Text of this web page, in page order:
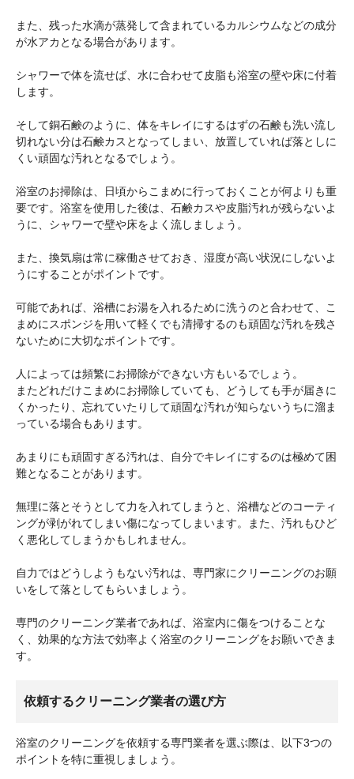
また、残った水滴が蒸発して含まれているカルシウムなどの成分
が水アカとなる場合があります。
シャワーで体を流せば、水に合わせて皮脂も浴室の壁や床に付着
します。
そして銅石鹸のように、体をキレイにするはずの石鹸も洗い流し
切れない分は石鹸カスとなってしまい、放置していれば落としに
くい頑固な汚れとなるでしょう。
浴室のお掃除は、日頃からこまめに行っておくことが何よりも重
要です。浴室を使用した後は、石鹸カスや皮脂汚れが残らないよ
うに、シャワーで壁や床をよく流しましょう。
また、換気扇は常に稼働させておき、湿度が高い状況にしないよ
うにすることがポイントです。
可能であれば、浴槽にお湯を入れるために洗うのと合わせて、こ
まめにスポンジを用いて軽くでも清掃するのも頑固な汚れを残さ
ないために大切なポイントです。
人によっては頻繁にお掃除ができない方もいるでしょう。
またどれだけこまめにお掃除していても、どうしても手が届きに
くかったり、忘れていたりして頑固な汚れが知らないうちに溜ま
っている場合もあります。
あまりにも頑固すぎる汚れは、自分でキレイにするのは極めて困
難となることがあります。
無理に落とそうとして力を入れてしまうと、浴槽などのコーティ
ングが剥がれてしまい傷になってしまいます。また、汚れもひど
く悪化してしまうかもしれません。
自力ではどうしようもない汚れは、専門家にクリーニングのお願
いをして落としてもらいましょう。
専門のクリーニング業者であれば、浴室内に傷をつけることな
く、効果的な方法で効率よく浴室のクリーニングをお願いできま
す。
依頼するクリーニング業者の選び方
浴室のクリーニングを依頼する専門業者を選ぶ際は、以下3つの
ポイントを特に重視しましょう。